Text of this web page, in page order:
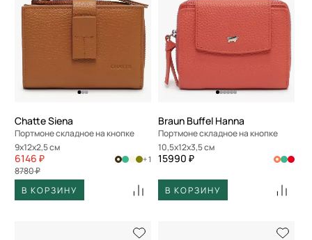
По убыванию цены
По размеру скидки
По скорости доставки
Chatte Siena
Портмоне складное на кнопке
9x12x2,5 см
6146 ₽
8780 ₽
+ 1
В КОРЗИНУ
Braun Buffel Hanna
Портмоне складное на кнопке
10,5x12x3,5 см
15990 ₽
В КОРЗИНУ